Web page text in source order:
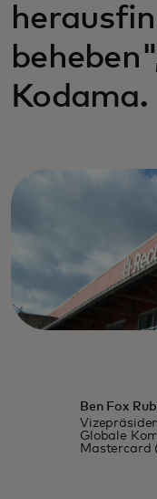
Kodama.
Ben Fox
Globale
Mastercard